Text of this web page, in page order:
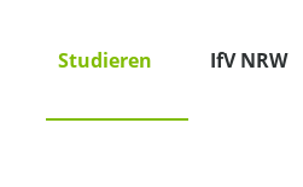
Studieren IfV NRW